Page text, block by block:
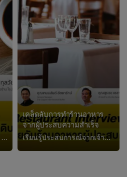
Food Waste ในร้านอาหาร เรื่องขยะ ที่ไม่ใช่แค่ “ขยะ” เพราะมีผลต่อ “ต้นทุนวัตถุดิบ” และ “กำไร” ของร้านอาหาร ทำความเข้าใจหลักการแล...
เคล็ดลับการทำร้านอาหาร
จากผู้ประสบความสำเร็จ
เรียนรู้ประสบการณ์จากเจ้าของและผู้บริหารธุรกิจร้านอาหาร Success Case ผ่านตัวอย่าง การทำร้านอาหารประเภทต่าง ๆ ไม่ว่าจะเป็น การดู...